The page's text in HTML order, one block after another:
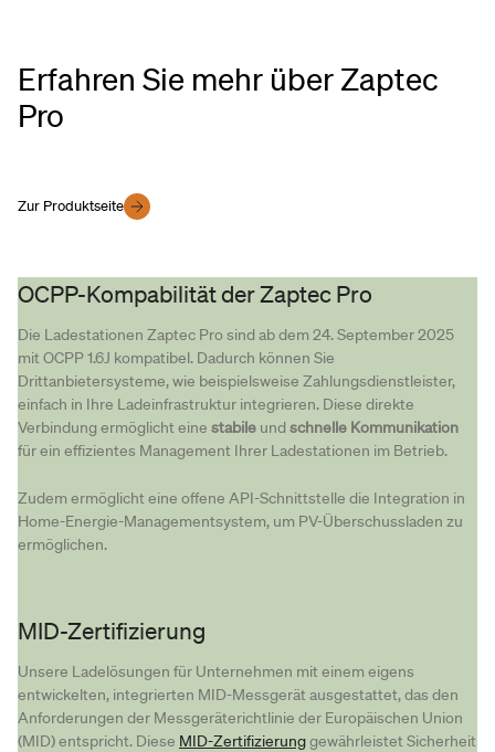
Erfahren Sie mehr über Zaptec
Pro
Zur Produktseite
OCPP-Kompabilität der Zaptec Pro
Die Ladestationen Zaptec Pro sind ab dem 24. September 2025
mit OCPP 1.6J kompatibel. Dadurch können Sie
Drittanbietersysteme, wie beispielsweise Zahlungsdienstleister,
einfach in Ihre Ladeinfrastruktur integrieren. Diese direkte
Verbindung ermöglicht eine stabile undschnelle Kommunikation
für ein effizientes Management Ihrer Ladestationen im Betrieb.
Zudem ermöglicht eine offene API-Schnittstelle die Integration in
Home-Energie-Managementsystem, um PV-Überschussladen zu
ermöglichen.
MID-Zertifizierung
Unsere Ladelösungen für Unternehmen mit einem eigens
entwickelten, integrierten MID-Messgerät ausgestattet, das den
Anforderungen der Messgeräterichtlinie der Europäischen Union
(MID) entspricht. Diese MID-Zertifizierunggewährleistet Sicherheit